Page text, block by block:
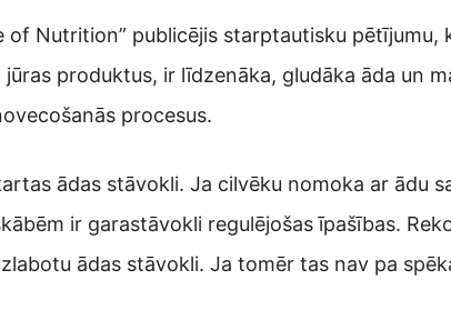
of Nutrition” publicējis starptautisku
produktus, ir līdzenāka, gludāka āda un
procesus.
ādas stāvokli. Ja cilvēku nomoka ar ādu
ir garastāvokli regulējošas īpašības.
ādas stāvokli. Ja tomēr tas nav pa